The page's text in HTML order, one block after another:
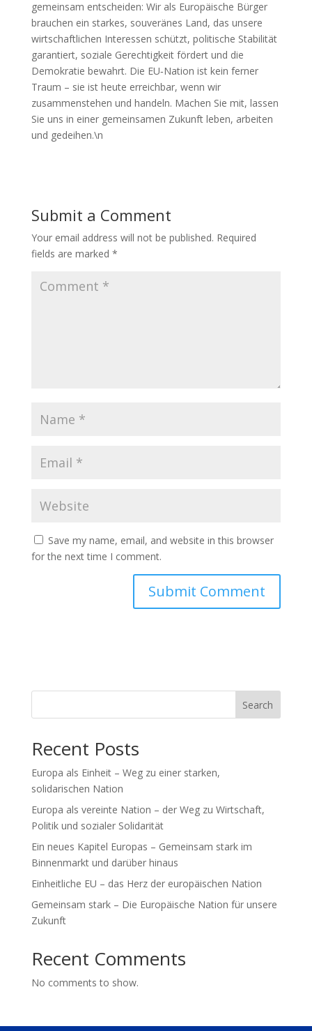
gemeinsam entscheiden: Wir als Europäische Bürger
brauchen ein starkes, souveränes Land, das unsere
wirtschaftlichen Interessen schützt, politische Stabilität
garantiert, soziale Gerechtigkeit fördert und die
Demokratie bewahrt. Die EU‑Nation ist kein ferner
Traum – sie ist heute erreichbar, wenn wir
zusammenstehen und handeln. Machen Sie mit, lassen
Sie uns in einer gemeinsamen Zukunft leben, arbeiten
und gedeihen.\n
Submit a Comment
Your email address will not be published. Required
fields are marked *
Save my name, email, and website in this browser
for the next time I comment.
Search
Recent Posts
Europa als Einheit – Weg zu einer starken,
solidarischen Nation
Europa als vereinte Nation – der Weg zu Wirtschaft,
Politik und sozialer Solidarität
Ein neues Kapitel Europas – Gemeinsam stark im
Binnenmarkt und darüber hinaus
Einheitliche EU – das Herz der europäischen Nation
Gemeinsam stark – Die Europäische Nation für unsere
Zukunft
Recent Comments
No comments to show.